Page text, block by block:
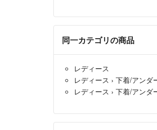
同一カテゴリの商品
レディース
レディース › 下着/アンダ
レディース › 下着/アンダ